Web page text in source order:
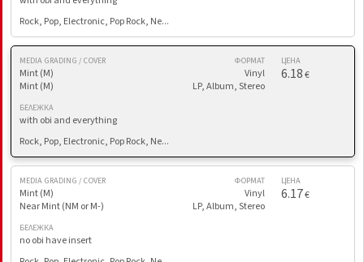
Rock, Pop, Electronic, Pop Rock, Ne...
MEDIA GRADING / COVER
Mint (M)
Mint (M)
ФОРМАТ
Vinyl
LP, Album, Stereo
ЦЕНА
6.18€
БЕЛЕЖКА
with obi and everything
Rock, Pop, Electronic, Pop Rock, Ne...
MEDIA GRADING / COVER
Mint (M)
Near Mint (NM or M-)
ФОРМАТ
Vinyl
LP, Album, Stereo
ЦЕНА
6.17€
БЕЛЕЖКА
no obi have insert